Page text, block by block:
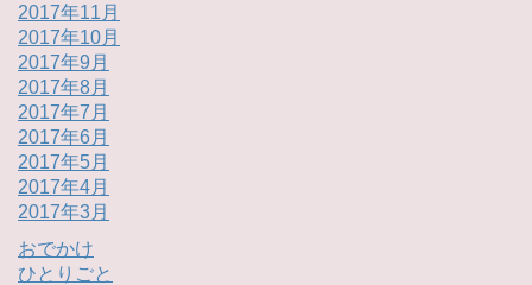
2017年11月
2017年10月
2017年9月
2017年8月
2017年7月
2017年6月
2017年5月
2017年4月
2017年3月
おでかけ
ひとりごと